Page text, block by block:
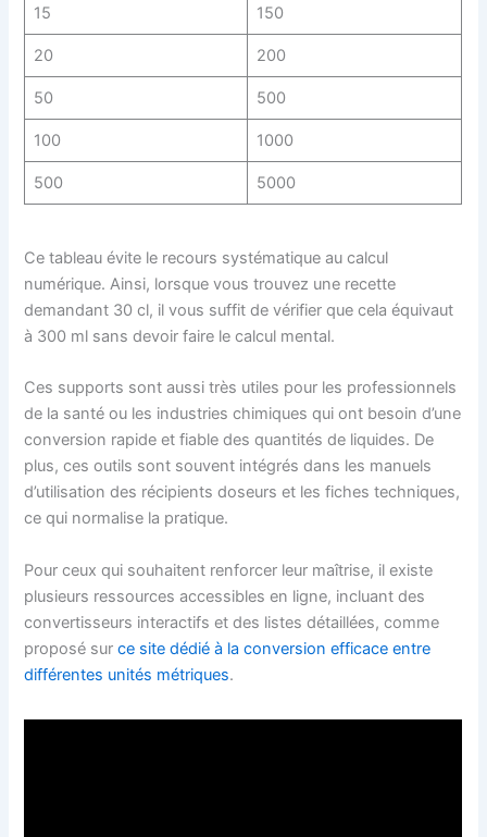
15 150
20 200
50 500
100 1000
500 5000
Ce tableau évite le recours systématique au calcul
numérique. Ainsi, lorsque vous trouvez une recette
demandant 30 cl, il vous suffit de vérifier que cela équivaut
à 300 ml sans devoir faire le calcul mental.
Ces supports sont aussi très utiles pour les professionnels
de la santé ou les industries chimiques qui ont besoin d’une
conversion rapide et fiable des quantités de liquides. De
plus, ces outils sont souvent intégrés dans les manuels
d’utilisation des récipients doseurs et les fiches techniques,
ce qui normalise la pratique.
Pour ceux qui souhaitent renforcer leur maîtrise, il existe
plusieurs ressources accessibles en ligne, incluant des
convertisseurs interactifs et des listes détaillées, comme
proposé surce site dédié à la conversion efficace entre
différentes unités métriques.